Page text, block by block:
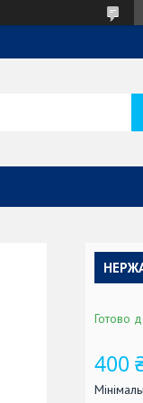
Готово
400